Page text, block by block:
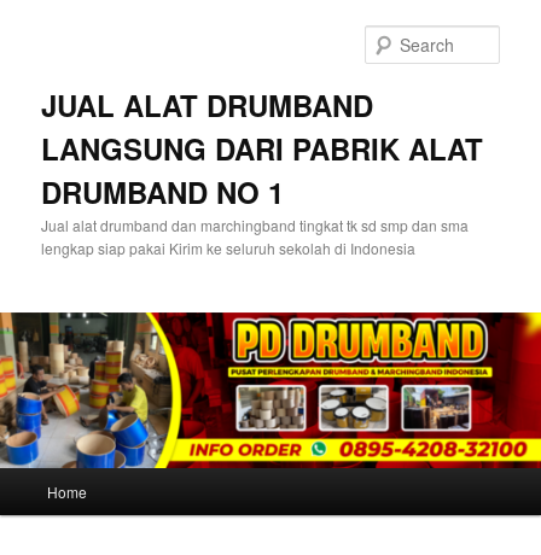
JUAL ALAT DRUMBAND
LANGSUNG DARI PABRIK ALAT
DRUMBAND NO 1
Jual alat drumband dan marchingband tingkat tk sd smp dan sma
lengkap siap pakai Kirim ke seluruh sekolah di Indonesia
Home